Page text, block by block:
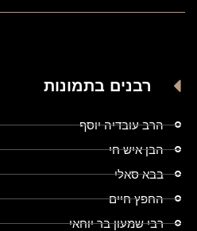
רבנים בתמונות
הרב עובדיה יוסף
הבן איש חי
בבא סאלי
החפץ חיים
רבי שמעון בר יוחאי